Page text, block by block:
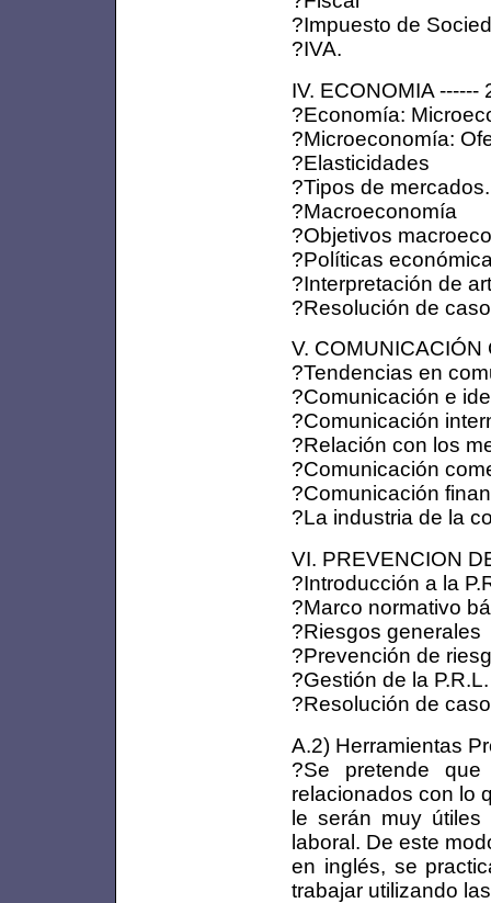
?Impuesto de
?IVA.
IV. ECONOMIA ------
?Economía:
?Microeconomía:
?Elasticidades
?Tipos de
?Macroeconomía
?Objetivos
?Políticas
?Interpretación de
?Resolución de
V. COMUNICACIÓN
?Tendencias en
?Comunicación e
?Comunicación
?Relación con los
?Comunicación
?Comunicación
?La industria de la
VI. PREVENCION
?Introducción a la
?Marco normativo
?Riesgos generales
?Prevención de
?Gestión de la
?Resolución de
A.2) Herramientas
?Se pretende
relacionados con lo
le serán muy
laboral. De este
en inglés, se
trabajar utilizando